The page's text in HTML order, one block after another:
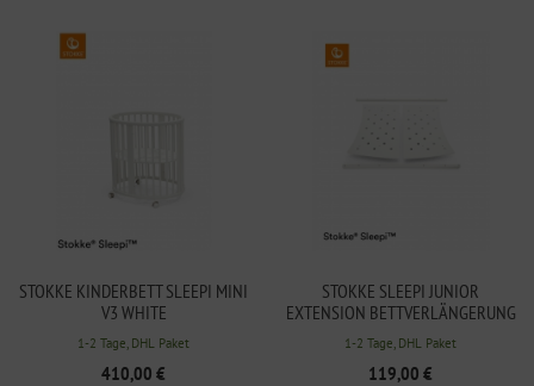
STOKKE KINDERBETT SLEEPI MINI
V3 WHITE
1-2 Tage, DHL Paket
410,00 €
STOKKE SLEEPI JUNIOR
EXTENSION BETTVERLÄNGERUNG
WHITE
1-2 Tage, DHL Paket
119,00 €